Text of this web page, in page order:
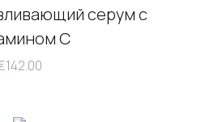
серум с
С
142.00